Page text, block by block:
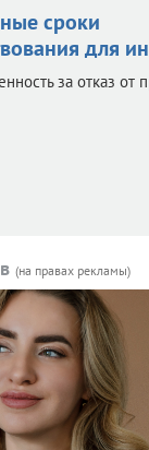
сроки
для
за отказ от
(на правах рекламы)